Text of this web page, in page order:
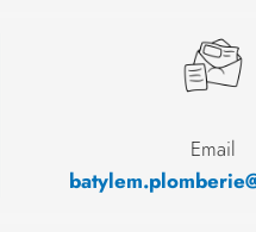
Email